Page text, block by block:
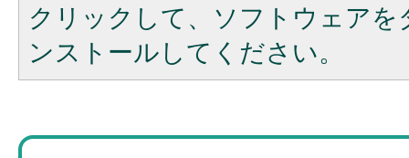
クリックして、ソフトウェア
ンストールしてください。